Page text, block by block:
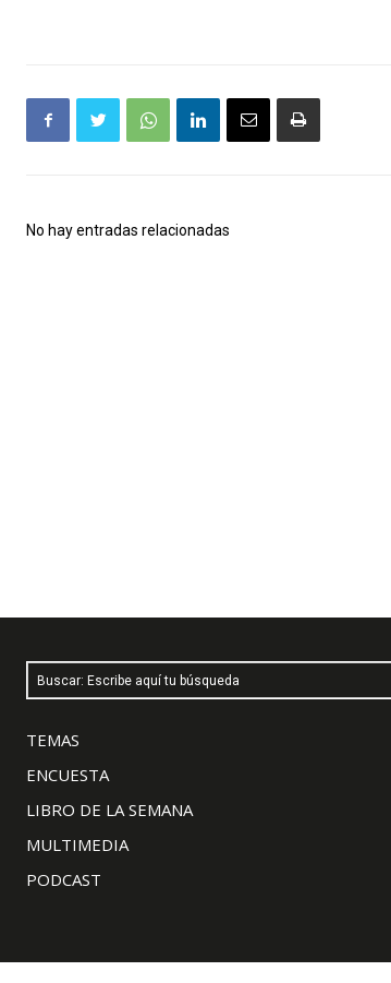
No hay entradas relacionadas
Buscar: Escribe aquí tu búsqueda
TEMAS
ENCUESTA
LIBRO DE LA SEMANA
MULTIMEDIA
PODCAST